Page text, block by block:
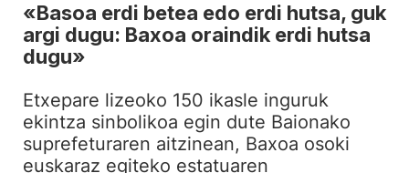
«Basoa erdi betea edo erdi hutsa, guk
argi dugu: Baxoa oraindik erdi hutsa
dugu»
Etxepare lizeoko 150 ikasle inguruk
ekintza sinbolikoa egin dute Baionako
suprefeturaren aitzinean, Baxoa osoki
euskaraz egiteko estatuaren